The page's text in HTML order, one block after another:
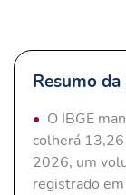
Resumo
O IBGE
colherá
2026, um
registrado